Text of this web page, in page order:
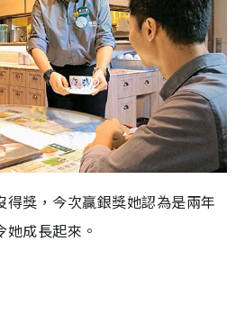
得獎，今次贏銀獎她認為是兩年
成長起來。